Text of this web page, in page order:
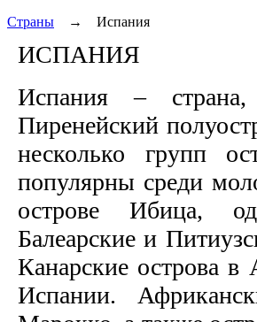
Страны → Испания
ИСПАНИЯ
Испания –
Пиренейский
несколько групп
популярны среди
острове Ибица,
Балеарские и
Канарские острова в
Испании.